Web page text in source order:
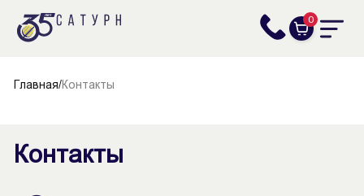
0
Главная/Контакты
Контакты